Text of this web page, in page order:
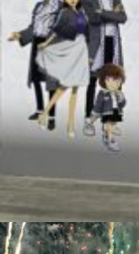
2022.12.31
お知らせ
皆さんこんにちは！
段々と暖かい日が
Cream】のご紹介
この商品は天然由
ても使えるのです
商品なんです!!クリ
います！匂いも柑